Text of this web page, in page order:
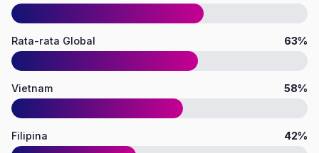
Rata-rata Global 63%
Vietnam 58%
Filipina 42%